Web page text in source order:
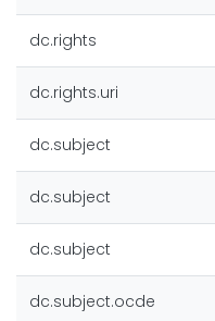
dc.rights
dc.rights.uri
dc.subject
dc.subject
dc.subject
dc.subject.ocde